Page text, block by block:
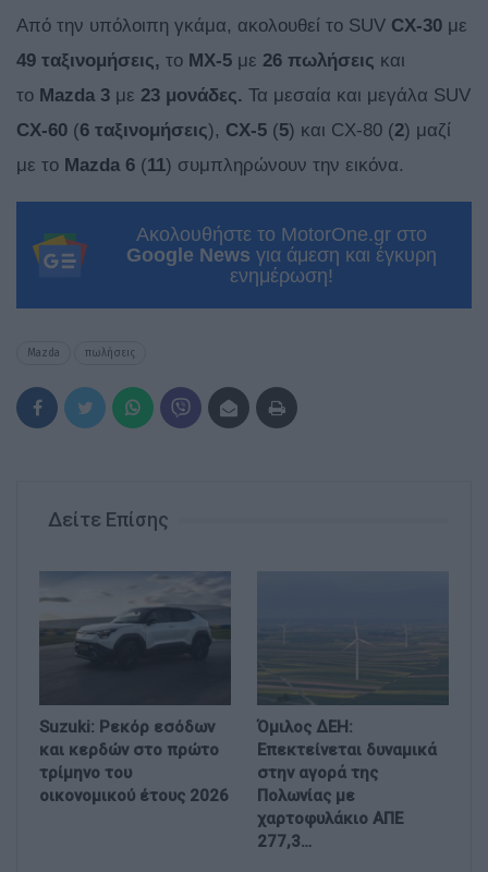
Από την υπόλοιπη γκάμα, ακολουθεί το SUV CX-30 με
49 ταξινομήσεις, το MX-5 με 26 πωλήσεις και
το Mazda 3 με 23 μονάδες. Τα μεσαία και μεγάλα SUV
CX-60 (6 ταξινομήσεις), CX-5 (5) και CX-80 (2) μαζί
με το Mazda 6 (11) συμπληρώνουν την εικόνα.
Ακολουθήστε το MotorOne.gr στο
Google News για άμεση και έγκυρη
ενημέρωση!
Mazda πωλήσεις
Δείτε Επίσης
Suzuki: Ρεκόρ εσόδων
και κερδών στο πρώτο
τρίμηνο του
οικονομικού έτους 2026
Όμιλος ΔΕΗ:
Επεκτείνεται δυναμικά
στην αγορά της
Πολωνίας με
χαρτοφυλάκιο ΑΠΕ
277,3…